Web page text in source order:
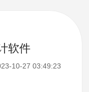
软件
10-27 03:49:23